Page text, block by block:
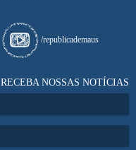
/republicademaus
RECEBA NOSSAS NOTÍCIAS